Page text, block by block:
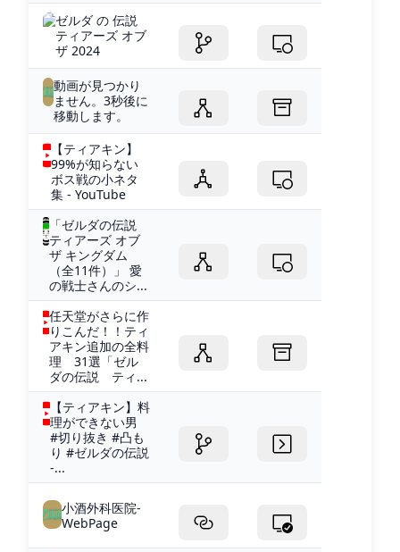
ゼルダ の 伝説
ティアーズ オブ
ザ 2024
動画が見つかり
ません。3秒後に
移動します。
【ティアキン】
99%が知らない
ボス戦の小ネタ
集 - YouTube
「ゼルダの伝説
ティアーズ オブ
ザ キングダム
（全11件）」 愛
の戦士さんのシ...
任天堂がさらに作
りこんだ！！ティ
アキン追加の全料
理 31選「ゼル
ダの伝説 ティ...
【ティアキン】料
理ができない男
#切り抜き #凸も
り #ゼルダの伝説
-...
小酒外科医院-
WebPage